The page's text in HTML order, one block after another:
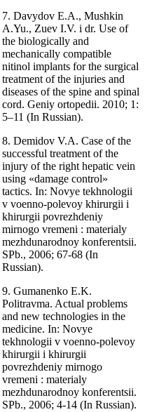
7. Davydov E.A., Mushkin
A.Yu., Zuev I.V. i dr. Use of
the biologically and
mechanically compatible
nitinol implants for the surgical
treatment of the injuries and
diseases of the spine and spinal
cord. Geniy ortopedii. 2010; 1:
5–11 (In Russian).
8. Demidov V.A. Case of the
successful treatment of the
injury of the right hepatic vein
using «damage control»
tactics. In: Novye tekhnologii
v voenno-polevoy khirurgii i
khirurgii povrezhdeniy
mirnogo vremeni : materialy
mezhdunarodnoy konferentsii.
SPb., 2006; 67-68 (In
Russian).
9. Gumanenko E.K.
Politravma. Actual problems
and new technologies in the
medicine. In: Novye
tekhnologii v voenno-polevoy
khirurgii i khirurgii
povrezhdeniy mirnogo
vremeni : materialy
mezhdunarodnoy konferentsii.
SPb., 2006; 4-14 (In Russian).